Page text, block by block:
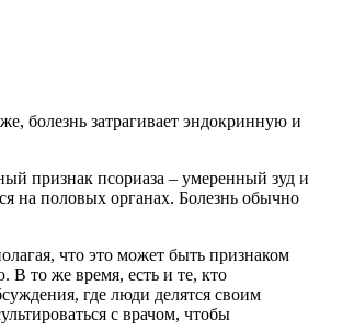
болезнь затрагивает эндокринную и
признак псориаза – умеренный зуд и
на половых органах. Болезнь обычно
что это может быть признаком
В то же время, есть и те, кто
где люди делятся своим
с врачом, чтобы